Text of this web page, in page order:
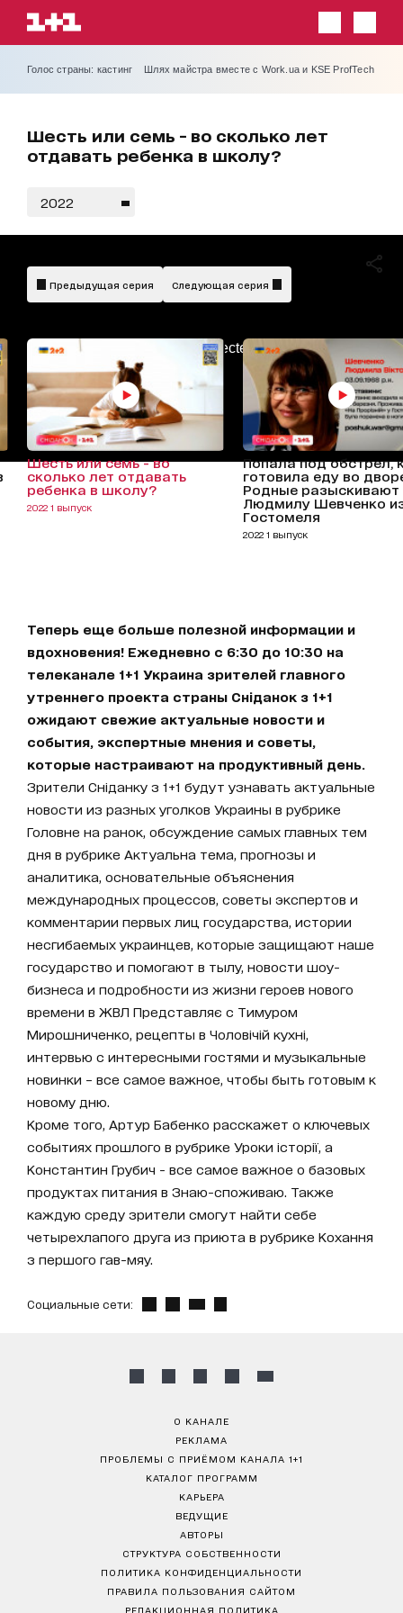
Голос страны: кастинг Шлях майстра вместе с Work.ua и KSE ProfTech
Шесть или семь - во сколько лет
отдавать ребенка в школу?
2022
AdBlockDetected!
Предыдущая серия Следующая серия
Шесть или семь - во
сколько лет отдавать
ребенка в школу?
2022 1 выпуск
Попала под обстрел,
готовила еду во
Родные разыскивают
Людмилу Шевченко
Гостомеля
2022 1 выпуск
Теперь еще больше полезной информации и
вдохновения! Ежедневно с 6:30 до 10:30 на
телеканале 1+1 Украина зрителей главного
утреннего проекта страны Сніданок з 1+1
ожидают свежие актуальные новости и
события, экспертные мнения и советы,
которые настраивают на продуктивный день.
Зрители Сніданку з 1+1 будут узнавать актуальные
новости из разных уголков Украины в рубрике
Головне на ранок, обсуждение самых главных тем
дня в рубрике Актуальна тема, прогнозы и
аналитика, основательные объяснения
международных процессов, советы экспертов и
комментарии первых лиц государства, истории
несгибаемых украинцев, которые защищают наше
государство и помогают в тылу, новости шоу-
бизнеса и подробности из жизни героев нового
времени в ЖВЛ Представляє с Тимуром
Мирошниченко, рецепты в Чоловічій кухні,
интервью с интересными гостями и музыкальные
новинки – все самое важное, чтобы быть готовым к
новому дню.
Кроме того, Артур Бабенко расскажет о ключевых
событиях прошлого в рубрике Уроки історії, а
Константин Грубич - все самое важное о базовых
продуктах питания в Знаю-споживаю. Также
каждую среду зрители смогут найти себе
четырехлапого друга из приюта в рубрике Кохання
з першого гав-мяу.
Социальные сети:
О КАНАЛЕ
РЕКЛАМА
ПРОБЛЕМЫ С ПРИЁМОМ КАНАЛА 1+1
КАТАЛОГ ПРОГРАММ
КАРЬЕРА
ВЕДУЩИЕ
АВТОРЫ
СТРУКТУРА СОБСТВЕННОСТИ
ПОЛИТИКА КОНФИДЕНЦИАЛЬНОСТИ
ПРАВИЛА ПОЛЬЗОВАНИЯ САЙТОМ
РЕДАКЦИОННАЯ ПОЛИТИКА